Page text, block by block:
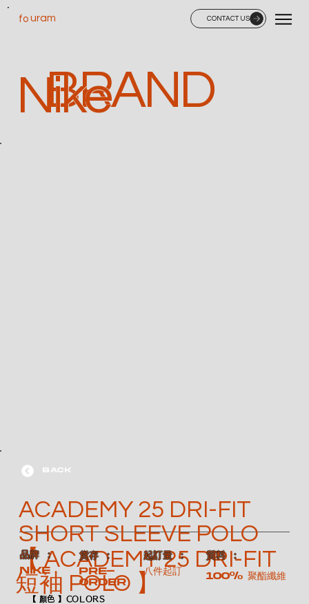
CONTACT US
uram
fo
BRAND
Nike
【 顏色 】COLORS
BACK
ACADEMY 25 DRI-FIT
SHORT SLEEVE POLO
【 ACADEMY 25 DRI-FIT
短袖 POLO 】
​品牌 ：
NIKE
​貨存 ：
Pre-
order
​起訂量 ：
八件起訂
​質料 ：
100% 聚酯纖維